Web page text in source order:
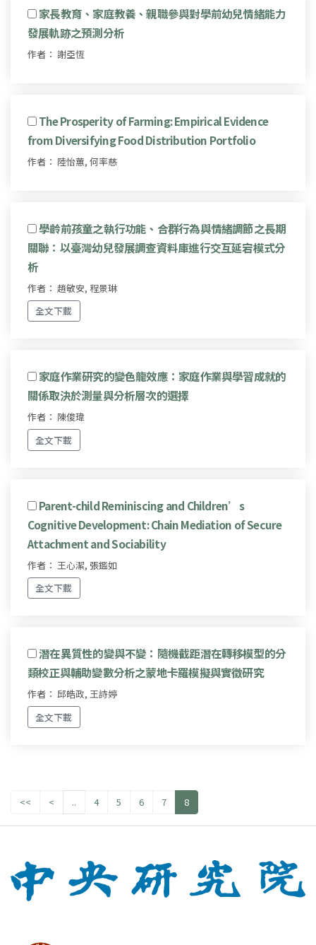
家長教育、家庭教養、親職參與對學前幼兒情緒能力
發展軌跡之預測分析
作者： 謝亞恆
The Prosperity of Farming: Empirical Evidence
from Diversifying Food Distribution Portfolio
作者： 陸怡蕙, 何率慈
學齡前孩童之執行功能、合群行為與情緒調節之長期
關聯：以臺灣幼兒發展調查資料庫進行交互延宕模式分
析
作者： 趙敏安, 程景琳
全文下載
家庭作業研究的變色龍效應：家庭作業與學習成就的
關係取決於測量與分析層次的選擇
作者： 陳俊瑋
全文下載
Parent-child Reminiscing and Children’s
Cognitive Development: Chain Mediation of Secure
Attachment and Sociability
作者： 王心潔, 張鑑如
全文下載
潛在異質性的變與不變：隨機截距潛在轉移模型的分
類校正與輔助變數分析之蒙地卡羅模擬與實徵研究
作者： 邱皓政, 王詩婷
全文下載
<< < .. 4 5 6 7 8